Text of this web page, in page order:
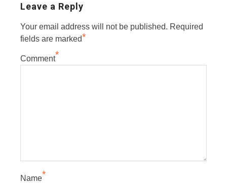
Leave a Reply
Your email address will not be published. Required
fields are marked*
Comment*
Name*